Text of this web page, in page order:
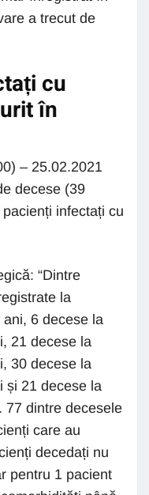
a trecut de
cu
în
– 25.02.2021
decese (39
infectați cu
“Dintre
la
6 decese la
21 decese la
30 decese la
și 21 decese la
77 dintre decesele
care au
decedați nu
pentru 1 pacient